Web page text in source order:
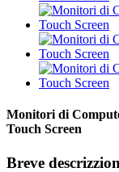
Monitori di
Touch Screen
Breve